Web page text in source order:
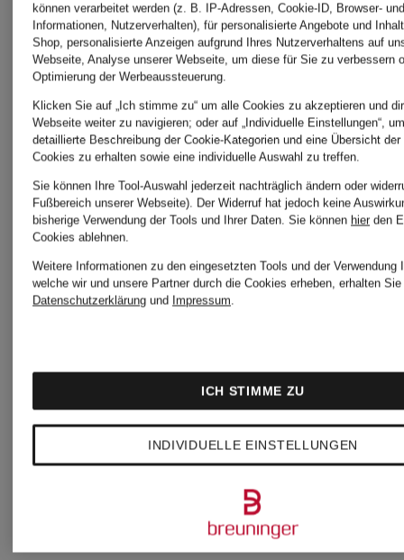
Damen
BURBERRY
Jacken
C.P.
Jacken
Canada
Jacken
Herren
POLO
LAUREN
Jacken
POLO
können verarbeitet werden (z. B. IP-Adressen, Cookie-ID, Browser-
Informationen, Nutzerverhalten), für personalisierte Angebote und
Shop, personalisierte Anzeigen aufgrund Ihres Nutzerverhaltens auf
Webseite, Analyse unserer Webseite, um diese für Sie zu verbessern
Optimierung der Werbeaussteuerung.
Klicken Sie auf „Ich stimme zu“ um alle Cookies zu akzeptieren und
Webseite weiter zu navigieren; oder auf „Individuelle Einstellungen“,
detaillierte Beschreibung der Cookie-Kategorien und eine Übersicht
Cookies zu erhalten sowie eine individuelle Auswahl zu treffen.
Sie können Ihre Tool-Auswahl jederzeit nachträglich ändern oder
Fußbereich unserer Webseite). Der Widerruf hat jedoch keine
bisherige Verwendung der Tools und Ihrer Daten. Sie können hier den
Cookies ablehnen.
Weitere Informationen zu den eingesetzten Tools und der Verwendung
welche wir und unsere Partner durch die Cookies erheben, erhalten
Datenschutzerklärung und Impressum.
INDIVIDUELLE EINSTELLUNGEN
ICH STIMME ZU